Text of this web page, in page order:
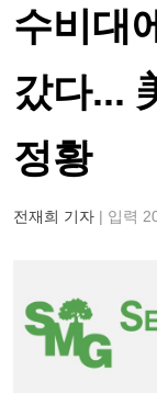
수비대
갔다...
정황
전재희 기자 | 입력